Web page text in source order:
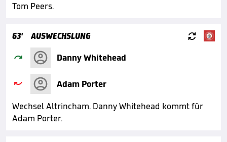
Tom Peers.
63' AUSWECHSLUNG 
 Danny Whitehead

Adam Porter
Wechsel Altrincham. Danny Whitehead kommt für
Adam Porter.